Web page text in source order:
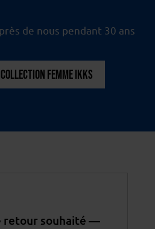
de nous pendant 30 ans
FEMME IKKS
retour souhaité —